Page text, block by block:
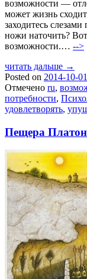
возможности —
может жизнь
заходитесь
ножи наточить?
возможности.… -->
читать дальше →
Posted on 2014-10-01
Отмечено ru,
потребности,
удовлетворять,
Пещера